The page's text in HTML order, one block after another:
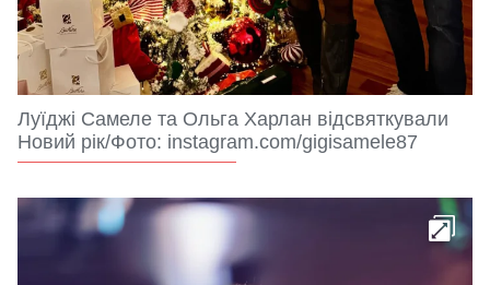
Луїджі Самеле та Ольга Харлан відсвяткували
Новий рік/Фото: instagram.com/gigisamele87